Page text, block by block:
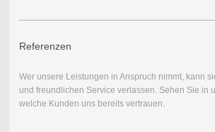
Referenzen
Wer unsere Leistungen in Anspruch nimmt, kann
und freundlichen Service verlassen. Sehen Sie in
welche Kunden uns bereits vertrauen.